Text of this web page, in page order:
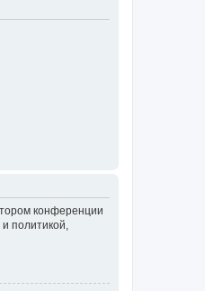
конференции
политикой,